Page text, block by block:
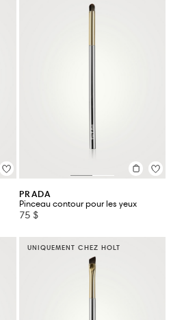
PRADA
Pinceau contour pour les yeux
75 $
UNIQUEMENT CHEZ HOLT